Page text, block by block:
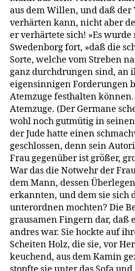
aus dem Willen, und daß
verhärten kann, nicht aber
er verhärtete sich! »Es
Swedenborg fort, »daß die
Sorte, welche vom Streben
ganz durchdrungen sind, an
eigensinnigen Forderungen
Atemzuge festhalten
Atemzuge. (Der Germane
wohl noch gutmütig in
der Jude hatte einen
geschlossen, denn sein
Frau gegenüber ist größer,
War das die Notwehr der
dem Mann, dessen
erkannten, und dem sie sich
unterordnen mochten? Die
grausamen Fingern dar, daß
andres war. Sie hockte auf
Scheiten Holz, die sie, vor
keuchend, aus dem Kamin